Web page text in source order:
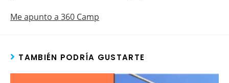
Me apunto a 360 Camp
TAMBIÉN PODRÍA GUSTARTE